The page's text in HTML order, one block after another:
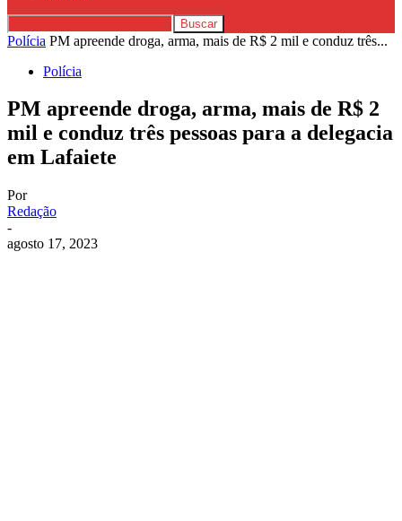
Polícia PM apreende droga, arma, mais de R$ 2 mil e conduz três...
Polícia
PM apreende droga, arma, mais de R$ 2
mil e conduz três pessoas para a delegacia
em Lafaiete
Por
Redação
-
agosto 17, 2023